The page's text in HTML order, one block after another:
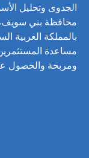
الجدوى وتحليل
محافظة بني سويف،
بالمملكة العربية
مساعدة
ومربحة والحصول